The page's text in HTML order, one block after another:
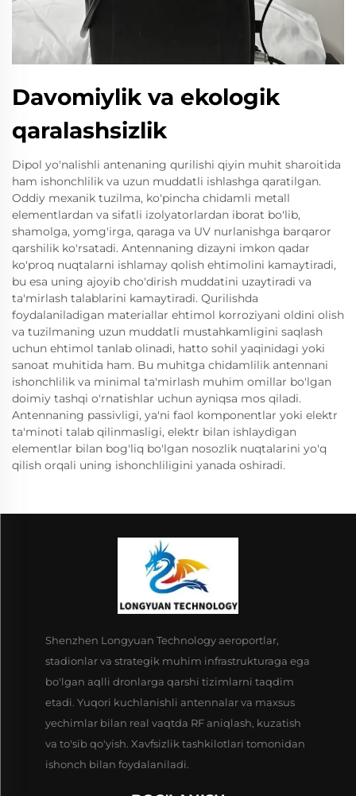
Davomiylik va ekologik
qaralashsizlik
Dipol yo'nalishli antenaning qurilishi qiyin muhit sharoitida
ham ishonchlilik va uzun muddatli ishlashga qaratilgan.
Oddiy mexanik tuzilma, ko'pincha chidamli metall
elementlardan va sifatli izolyatorlardan iborat bo'lib,
shamolga, yomg'irga, qaraga va UV nurlanishga barqaror
qarshilik ko'rsatadi. Antennaning dizayni imkon qadar
ko'proq nuqtalarni ishlamay qolish ehtimolini kamaytiradi,
bu esa uning ajoyib cho'dirish muddatini uzaytiradi va
ta'mirlash talablarini kamaytiradi. Qurilishda
foydalaniladigan materiallar ehtimol korroziyani oldini olish
va tuzilmaning uzun muddatli mustahkamligini saqlash
uchun ehtimol tanlab olinadi, hatto sohil yaqinidagi yoki
sanoat muhitida ham. Bu muhitga chidamlilik antennani
ishonchlilik va minimal ta'mirlash muhim omillar bo'lgan
doimiy tashqi o'rnatishlar uchun ayniqsa mos qiladi.
Antennaning passivligi, ya'ni faol komponentlar yoki elektr
ta'minoti talab qilinmasligi, elektr bilan ishlaydigan
elementlar bilan bog'liq bo'lgan nosozlik nuqtalarini yo'q
qilish orqali uning ishonchliligini yanada oshiradi.
Shenzhen Longyuan Technology aeroportlar,
stadionlar va strategik muhim infrastrukturaga ega
bo'lgan aqlli dronlarga qarshi tizimlarni taqdim
etadi. Yuqori kuchlanishli antennalar va maxsus
yechimlar bilan real vaqtda RF aniqlash, kuzatish
va to'sib qo'yish. Xavfsizlik tashkilotlari tomonidan
ishonch bilan foydalaniladi.